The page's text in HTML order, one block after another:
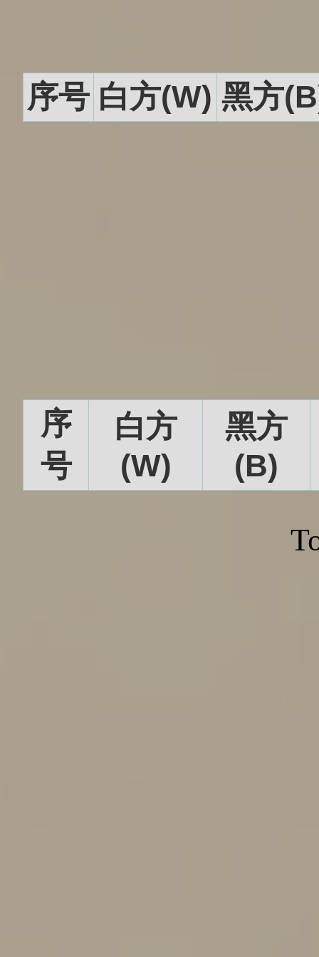
序号 白方(W) 黑方
序
号
白方
(W)
黑方
(B)